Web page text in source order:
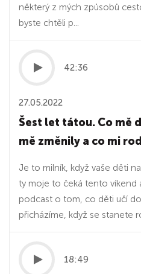
některý z mých způsobů
byste chtěli p...
42:36
27.05.2022
Šest let tátou. Co mě
mě změnily a co mi
Je to milník, když vaše děti
ty moje to čeká tento víkend
podcast o tom, co děti učí
přicházíme, když se stanete
18:49